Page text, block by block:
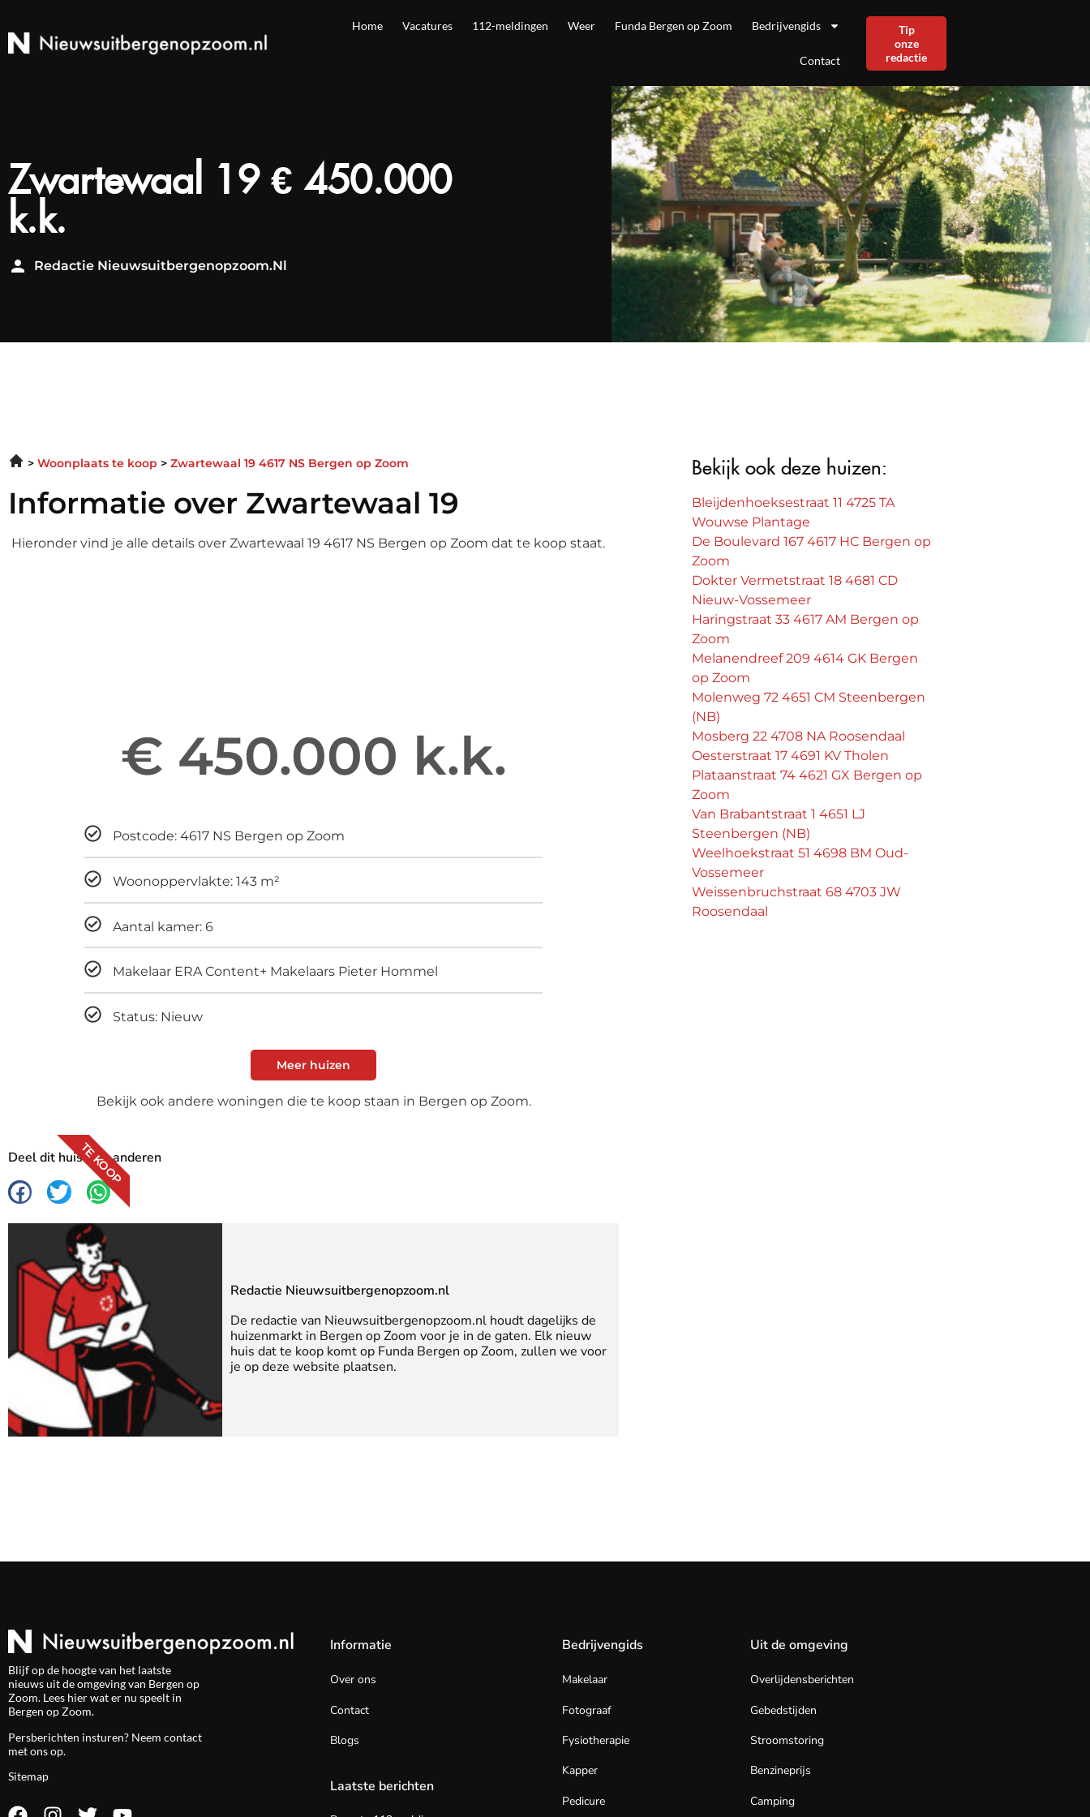
Home Vacatures 112-meldingen Weer Funda Bergen op Zoom Bedrijvengids
Contact
Tip
onze
redactie
Zwartewaal 19 € 450.000
k.k.
Redactie Nieuwsuitbergenopzoom.nl
Woonplaats te koop Zwartewaal 19 4617 NS Bergen op Zoom
Informatie over Zwartewaal 19
Hieronder vind je alle details over Zwartewaal 19 4617 NS Bergen op Zoom dat te koop staat.
€ 450.000 k.k.
Postcode: 4617 NS Bergen op Zoom
Woonoppervlakte: 143 m²
Aantal kamer: 6
Makelaar ERA Content+ Makelaars Pieter Hommel
Status: Nieuw
Meer huizen
Bekijk ook andere woningen die te koop staan in Bergen op Zoom.
TE KOOP
Deel dit huis met anderen
Redactie Nieuwsuitbergenopzoom.nl
De redactie van Nieuwsuitbergenopzoom.nl houdt dagelijks de
huizenmarkt in Bergen op Zoom voor je in de gaten. Elk nieuw
huis dat te koop komt op Funda Bergen op Zoom, zullen we voor
je op deze website plaatsen.
Bekijk ook deze huizen:
Bleijdenhoeksestraat 11 4725 TA
Wouwse Plantage
De Boulevard 167 4617 HC Bergen op
Zoom
Dokter Vermetstraat 18 4681 CD
Nieuw-Vossemeer
Haringstraat 33 4617 AM Bergen op
Zoom
Melanendreef 209 4614 GK Bergen
op Zoom
Molenweg 72 4651 CM Steenbergen
(NB)
Mosberg 22 4708 NA Roosendaal
Oesterstraat 17 4691 KV Tholen
Plataanstraat 74 4621 GX Bergen op
Zoom
Van Brabantstraat 1 4651 LJ
Steenbergen (NB)
Weelhoekstraat 51 4698 BM Oud-
Vossemeer
Weissenbruchstraat 68 4703 JW
Roosendaal
Blijf op de hoogte van het laatste
nieuws uit de omgeving van Bergen op
Zoom. Lees hier wat er nu speelt in
Bergen op Zoom.
Persberichten insturen? Neem contact
met ons op.
Sitemap
Informatie
Over ons
Contact
Blogs
Laatste berichten
Bedrijvengids
Makelaar
Fotograaf
Fysiotherapie
Kapper
Pedicure
Uit de omgeving
Overlijdensberichten
Gebedstijden
Stroomstoring
Benzineprijs
Camping